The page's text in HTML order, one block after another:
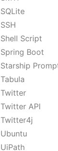
SQLite
SSH
Shell Script
Spring Boot
Starship
Tabula
Twitter
Twitter API
Twitter4j
Ubuntu
UiPath